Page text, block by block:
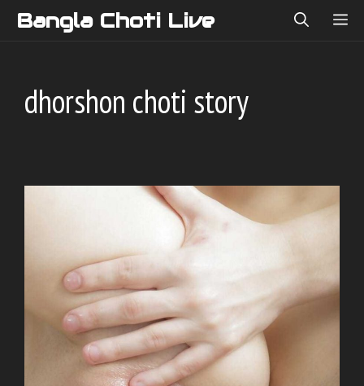
SkipBangla Choti Live
dhorshon choti story